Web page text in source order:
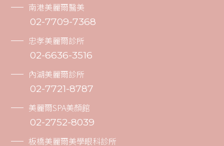
南港美麗爾醫美
02-7709-7368
忠孝美麗爾診所
02-6636-3516
內湖美麗爾診所
02-7721-8787
美麗爾SPA美顏館
02-2752-8039
板橋美麗爾美學眼科診所